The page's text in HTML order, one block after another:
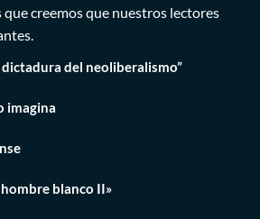
creemos que nuestros lectores
del neoliberalismo”
imagina
hombre blanco II»